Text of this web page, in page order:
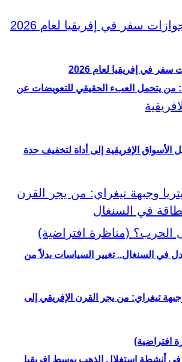
من يتحمل العبء الحقيقي للتعويضات عن
وجبهة تيغراي: من يجر القرن الإفريقي إلى
افتراضية)
الإفريقية إلى أداة لتخفيف حدة
في السنغال.. تغيير السياسات بدلاً من
في أنشطة استغلال الذهب بوسط إفريقيا